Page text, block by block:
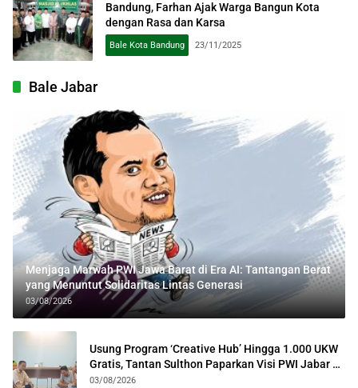
Bandung, Farhan Ajak Warga Bangun Kota
dengan Rasa dan Karsa
Bale Kota Bandung 23/11/2025
Bale Jabar
Menjaga Marwah PWI Jawa Barat di Era AI: Tantangan Berat
yang Menuntut Solidaritas Lintas Generasi
03/08/2026
Usung Program ‘Creative Hub’ Hingga 1.000 UKW
Gratis, Tantan Sulthon Paparkan Visi PWI Jabar di
Kota Bogor
03/08/2026